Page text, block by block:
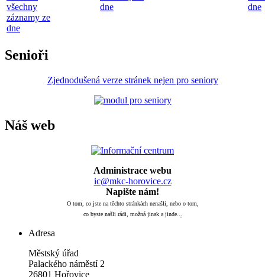
všechny
záznamy ze
dne
dne
dne
Senioři
Zjednodušená verze stránek nejen pro seniory
Náš web
Administrace webu
ic@mkc-horovice.cz
Napište nám!
O tom, co jste na těchto stránkách nenašli, nebo o tom,
co byste našli rádi, možná jinak a jinde..
Adresa
Městský úřad
Palackého náměstí 2
26801 Hořovice